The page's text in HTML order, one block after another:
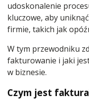
udoskonalenie
kluczowe, aby
firmie, takich jak
W tym przewodniku
fakturowanie i jaki
w biznesie.
Czym jest